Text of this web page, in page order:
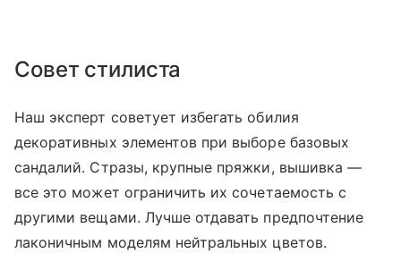
Совет стилиста
Наш эксперт советует избегать обилия
декоративных элементов при выборе базовых
сандалий. Стразы, крупные пряжки, вышивка —
все это может ограничить их сочетаемость с
другими вещами. Лучше отдавать предпочтение
лаконичным моделям нейтральных цветов.